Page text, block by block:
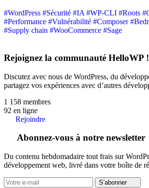
#WordPress #Sécurité #IA #WP-CLI #Roots
#Performance #Vulnérabilité #Composer
#Supply chain #WooCommerce #Sage
Rejoignez la communauté HelloWP !
Discutez avec nous de WordPress, du
partagez vos expériences avec d’autres
1 158 membres
92 en ligne
Rejoindre
Abonnez-vous à notre newsletter
Du contenu hebdomadaire tout frais sur
développement web, livré dans votre boîte de
S’abonner